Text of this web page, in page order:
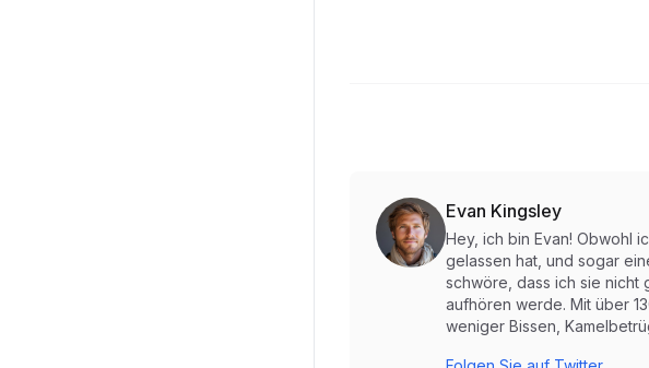
Evan Kingsley
Hey, ich bin Evan! Obwohl
gelassen hat, und sogar
schwöre, dass ich sie nicht
aufhören werde. Mit über
weniger Bissen,